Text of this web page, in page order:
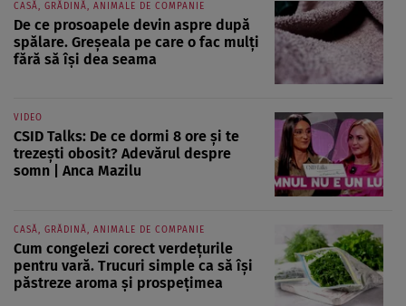
CASĂ, GRĂDINĂ, ANIMALE DE COMPANIE
De ce prosoapele devin aspre după
spălare. Greșeala pe care o fac mulți
fără să își dea seama
VIDEO
CSID Talks: De ce dormi 8 ore și te
trezești obosit? Adevărul despre
somn | Anca Mazilu
CASĂ, GRĂDINĂ, ANIMALE DE COMPANIE
Cum congelezi corect verdețurile
pentru vară. Trucuri simple ca să își
păstreze aroma și prospețimea